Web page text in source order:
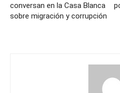
conversan en la Casa Blanca
sobre migración y corrupción